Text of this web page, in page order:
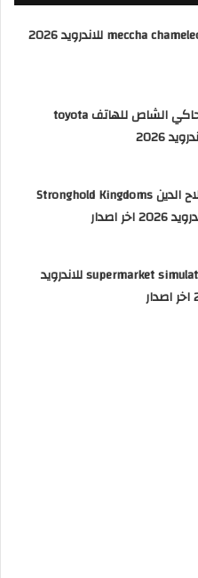
تحميل لعبة meccha chameleon للاندرويد 2026
تحميل لعبة محاكي الشاص للهاتف toyota
تحميل لعبة صلاح الدين Stronghold Kingdoms
تحميل لعبة supermarket simulator للاندرويد